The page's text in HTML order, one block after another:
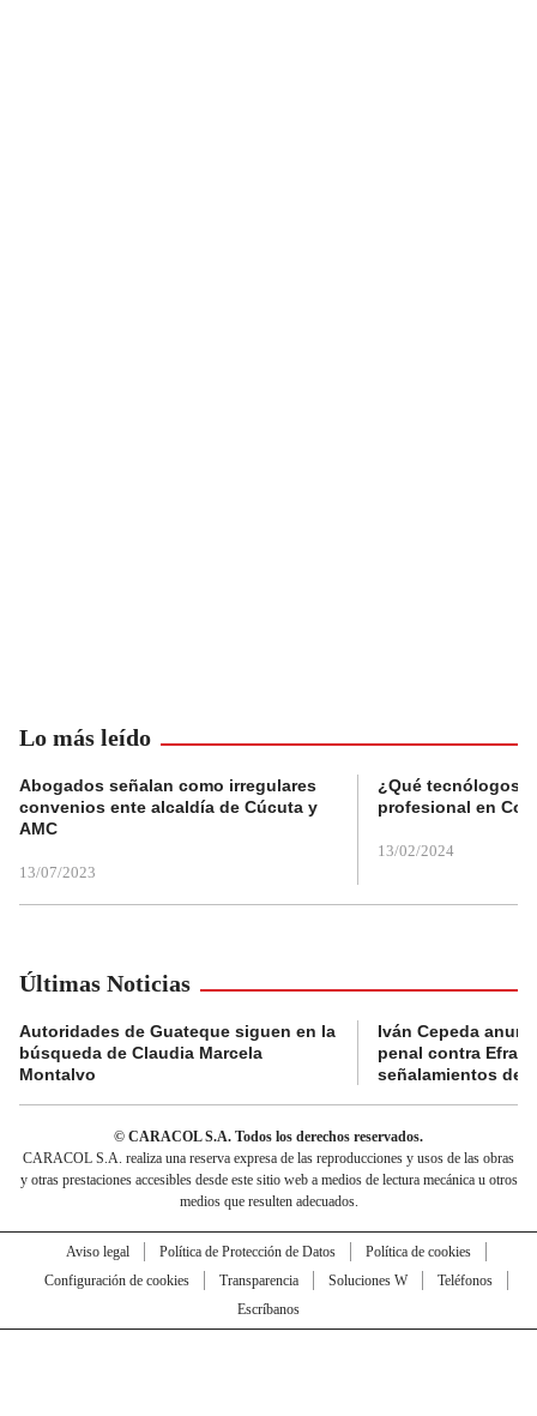
Lo más leído
Abogados señalan como irregulares
convenios ente alcaldía de Cúcuta y
AMC
13/07/2023
¿Qué tecnólogos
profesional en
13/02/2024
Últimas Noticias
Autoridades de Guateque siguen en la
búsqueda de Claudia Marcela
Montalvo
Iván Cepeda
penal contra
señalamientos de
© CARACOL S.A. Todos los derechos reservados.
CARACOL S.A. realiza una reserva expresa de las reproducciones y usos de las obras
y otras prestaciones accesibles desde este sitio web a medios de lectura mecánica u otros
medios que resulten adecuados.
Aviso legal Política de Protección de Datos
Política de cookies
Configuración de cookies
Transparencia Soluciones W
Teléfonos
Escríbanos